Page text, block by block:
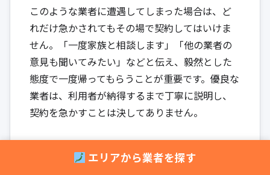
このような業者に遭遇してしまった場合は、ど
れだけ急かされてもその場で契約してはいけま
せん。「一度家族と相談します」「他の業者の
意見も聞いてみたい」などと伝え、毅然とした
態度で一度帰ってもらうことが重要です。優良な
業者は、利用者が納得するまで丁寧に説明し、
契約を急かすことは決してありません。
不必要な工事の提案・部品の過剰交換
エリアから業者を探す